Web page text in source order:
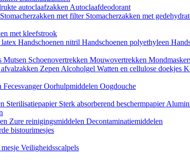
autoclaafzakken Autoclaafdeodorant
Stomacherzakken met filter Stomacherzakken met
met kleefstrook
latex Handschoenen nitril Handschoenen polyethyleen
Mutsen Schoenovertrekken Mouwovertrekken
Zepen Alcoholgel Watten en cellulose doekjes
FecesvangerOorhulpmiddelen Oogdouche
Sterilisatiepapier Sterk absorberend beschermpapier
Zure reinigingsmiddelen Decontaminatiemiddelen
bistourimesjes
Veiligheidsscalpels